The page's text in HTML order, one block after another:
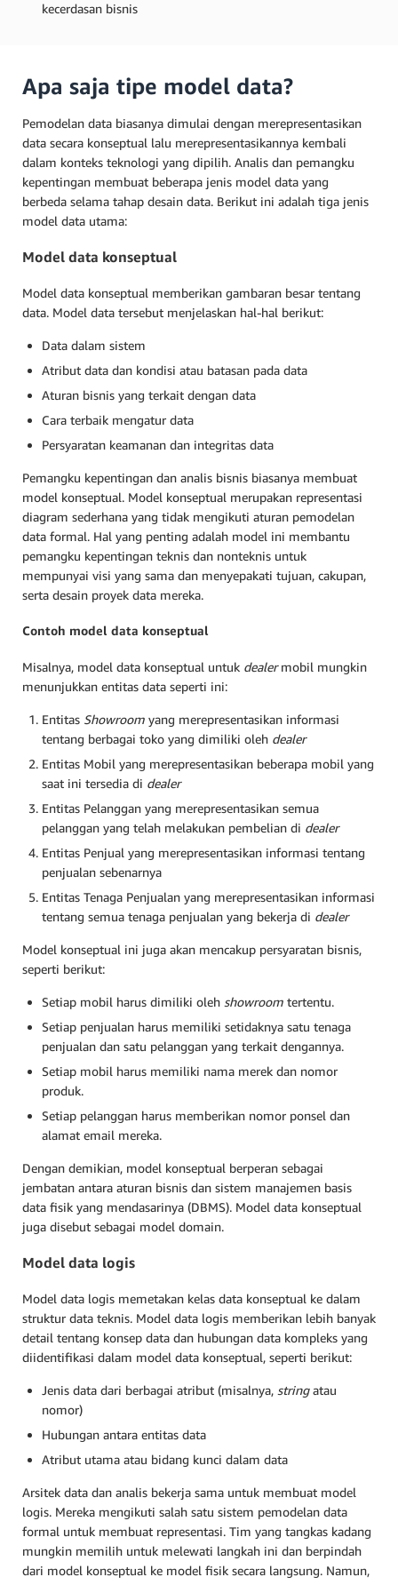
kecerdasan bisnis
Apa saja tipe model data?
Pemodelan data biasanya dimulai dengan merepresentasikan
data secara konseptual lalu merepresentasikannya kembali
dalam konteks teknologi yang dipilih. Analis dan pemangku
kepentingan membuat beberapa jenis model data yang
berbeda selama tahap desain data. Berikut ini adalah tiga jenis
model data utama:
Model data konseptual
Model data konseptual memberikan gambaran besar tentang
data. Model data tersebut menjelaskan hal-hal berikut:
Data dalam sistem
Atribut data dan kondisi atau batasan pada data
Aturan bisnis yang terkait dengan data
Cara terbaik mengatur data
Persyaratan keamanan dan integritas data
Pemangku kepentingan dan analis bisnis biasanya membuat
model konseptual. Model konseptual merupakan representasi
diagram sederhana yang tidak mengikuti aturan pemodelan
data formal. Hal yang penting adalah model ini membantu
pemangku kepentingan teknis dan nonteknis untuk
mempunyai visi yang sama dan menyepakati tujuan, cakupan,
serta desain proyek data mereka.
Contoh model data konseptual
Misalnya, model data konseptual untuk dealermobil mungkin
menunjukkan entitas data seperti ini:
Entitas Showroom yang merepresentasikan informasi
tentang berbagai toko yang dimiliki oleh dealer
Entitas Mobil yang merepresentasikan beberapa mobil yang
saat ini tersedia di dealer
Entitas Pelanggan yang merepresentasikan semua
pelanggan yang telah melakukan pembelian di dealer
Entitas Penjual yang merepresentasikan informasi tentang
penjualan sebenarnya
Entitas Tenaga Penjualan yang merepresentasikan informasi
tentang semua tenaga penjualan yang bekerja di dealer
Model konseptual ini juga akan mencakup persyaratan bisnis,
seperti berikut:
Setiap mobil harus dimiliki oleh showroom tertentu.
Setiap penjualan harus memiliki setidaknya satu tenaga
penjualan dan satu pelanggan yang terkait dengannya.
Setiap mobil harus memiliki nama merek dan nomor
produk.
Setiap pelanggan harus memberikan nomor ponsel dan
alamat email mereka.
Dengan demikian, model konseptual berperan sebagai
jembatan antara aturan bisnis dan sistem manajemen basis
data fisik yang mendasarinya (DBMS). Model data konseptual
juga disebut sebagai model domain.
Model data logis
Model data logis memetakan kelas data konseptual ke dalam
struktur data teknis. Model data logis memberikan lebih banyak
detail tentang konsep data dan hubungan data kompleks yang
diidentifikasi dalam model data konseptual, seperti berikut:
Jenis data dari berbagai atribut (misalnya, stringatau
nomor)
Hubungan antara entitas data
Atribut utama atau bidang kunci dalam data
Arsitek data dan analis bekerja sama untuk membuat model
logis. Mereka mengikuti salah satu sistem pemodelan data
formal untuk membuat representasi. Tim yang tangkas kadang
mungkin memilih untuk melewati langkah ini dan berpindah
dari model konseptual ke model fisik secara langsung. Namun,